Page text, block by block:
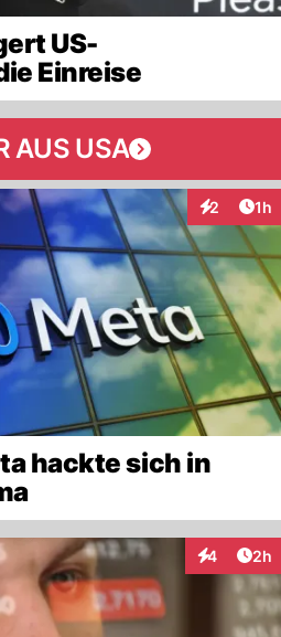
US-
Einreise
AUS USA
2 1h
hackte sich in
4 2h